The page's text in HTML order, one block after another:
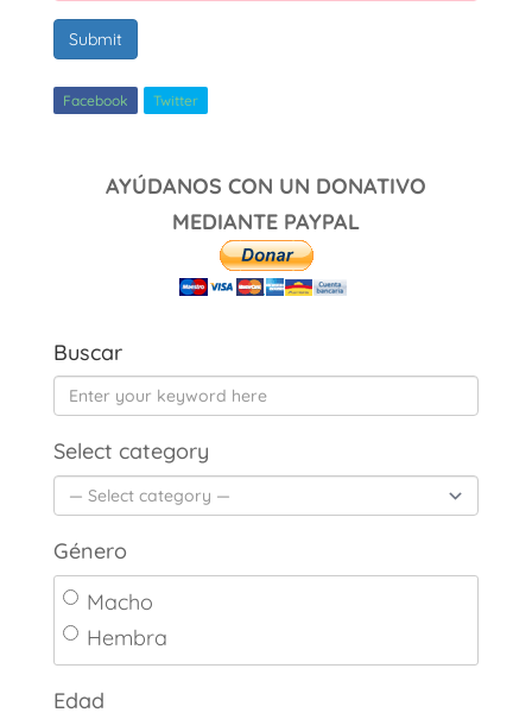
Submit
Facebook Twitter
AYÚDANOS CON UN DONATIVO
MEDIANTE PAYPAL
Buscar
Select category
Género
Macho
Hembra
Edad